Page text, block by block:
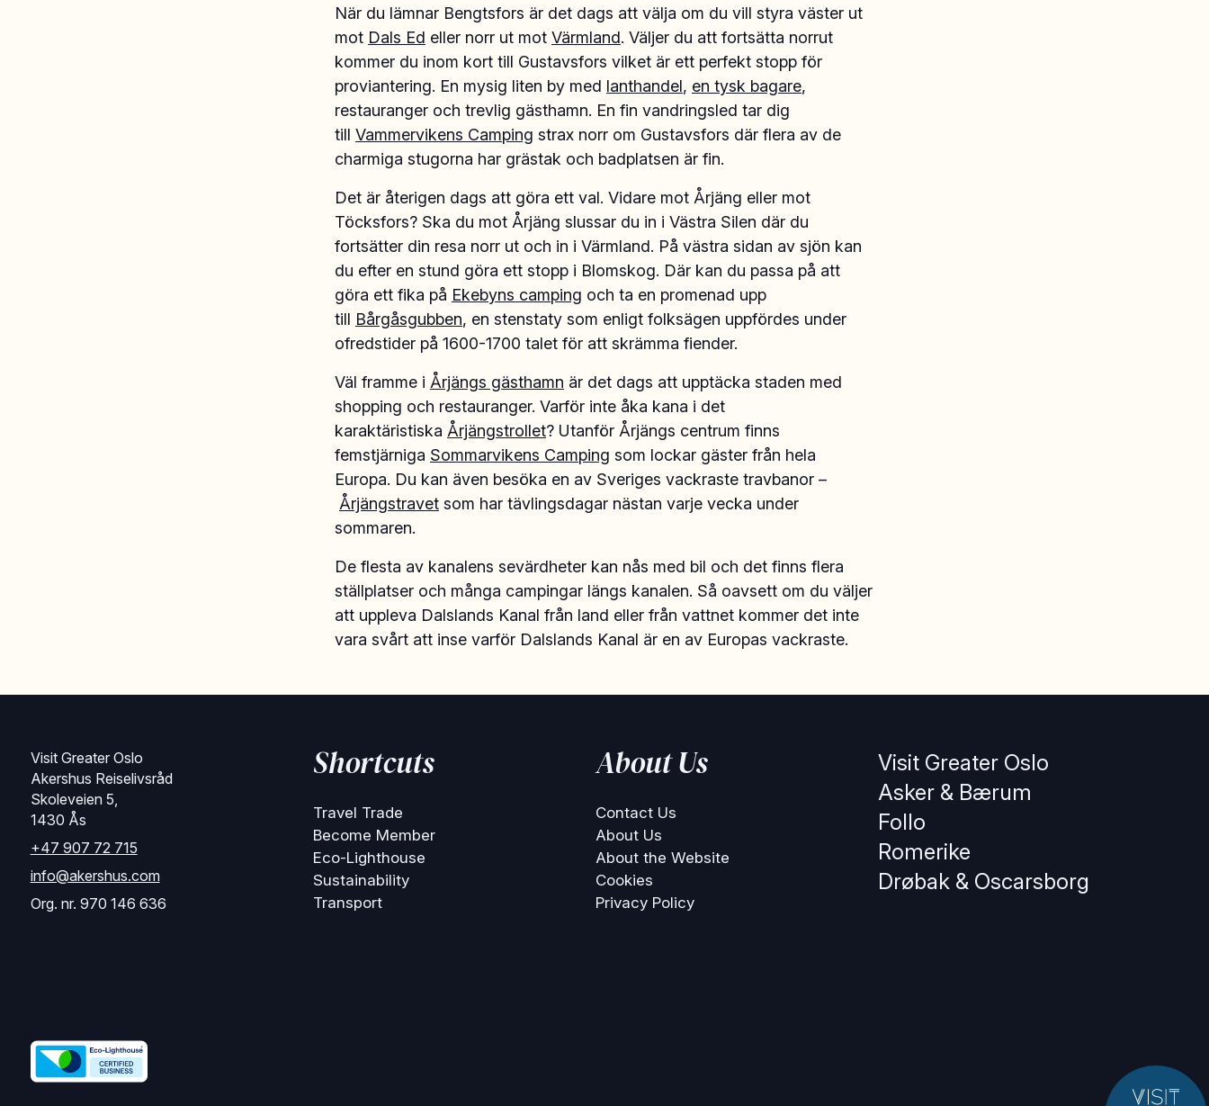
När du lämnar Bengtsfors är det dags att välja om du vill styra väster ut
mot Dals Ed eller norr ut mot Värmland. Väljer du att fortsätta norrut
kommer du inom kort till Gustavsfors vilket är ett perfekt stopp för
proviantering. En mysig liten by med lanthandel, en tysk bagare,
restauranger och trevlig gästhamn. En fin vandringsled tar dig
till Vammervikens Camping strax norr om Gustavsfors där flera av de
charmiga stugorna har grästak och badplatsen är fin.
Det är återigen dags att göra ett val. Vidare mot Årjäng eller mot
Töcksfors? Ska du mot Årjäng slussar du in i Västra Silen där du
fortsätter din resa norr ut och in i Värmland. På västra sidan av sjön kan
du efter en stund göra ett stopp i Blomskog. Där kan du passa på att
göra ett fika på Ekebyns camping och ta en promenad upp
till Bårgåsgubben, en stenstaty som enligt folksägen uppfördes under
ofredstider på 1600-1700 talet för att skrämma fiender.
Väl framme i Årjängs gästhamn är det dags att upptäcka staden med
shopping och restauranger. Varför inte åka kana i det
karaktäristiska Årjängstrollet? Utanför Årjängs centrum finns
femstjärniga Sommarvikens Camping som lockar gäster från hela
Europa. Du kan även besöka en av Sveriges vackraste travbanor –
Årjängstravet som har tävlingsdagar nästan varje vecka under
sommaren.
De flesta av kanalens sevärdheter kan nås med bil och det finns flera
ställplatser och många campingar längs kanalen. Så oavsett om du väljer
att uppleva Dalslands Kanal från land eller från vattnet kommer det inte
vara svårt att inse varför Dalslands Kanal är en av Europas vackraste.
Visit Greater Oslo
Akershus Reiselivsråd
Skoleveien 5,
1430 Ås
+47 907 72 715
info@akershus.com
Org. nr. 970 146 636
Shortcuts
Travel Trade
Become Member
Eco-Lighthouse
Sustainability
Transport
About Us
Contact Us
About Us
About the Website
Cookies
Privacy Policy
Visit Greater Oslo
Asker & Bærum
Follo
Romerike
Drøbak & Oscarsborg